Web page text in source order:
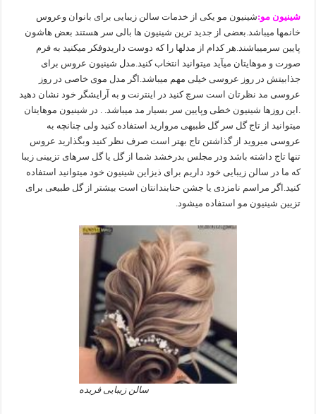
شینیون مو:شینیون مو یکی از خدمات سالن زیبایی برای بانوان وعروس
خانمها میباشد.بعضی از جدید ترین شینیون ها بالی سر هستند بعض هاشون
پایین سرمیباشند.هر کدام از مدلها را که دوست داریدوفکر میکنید به فرم
صورت و موهایتان میآید میتوانید انتخاب کنید.مدل شینیون عروس برای
جذابیتش در روز عروسی خیلی مهم میباشد.اگر مدل موی خاصی در روز
عروسی مد نظرتان است سرچ کنید در اینترنت و به آرایشگر خود نشان دهید
.این روزها شینیون خطی وپایین سر بسیار مد میباشد. . در شینیون موهایتان
میتوانید از تاج گل سر گل طبیهی مروارید استفاده کنید ولی چنانچه به
عروسی میروید از گذاشتن تاج بهتر است صرف نظر کنید وبگذارید عروس
تنها تاج داشته باشد ودر مجلس بدرخشد شما از گل یا گل سرهای تزیینی زیبا
که ما در سالن زیبایی خود داریم برای ذیزاین شینیون خود میتوانید استفاده
کنید.اگر مراسم نامزدی یا جشن حنابندانتان است بیشتر از گل طبیعی برای
تزیین شینیون مو استفاده میشود.
سالن زیبایی فریده